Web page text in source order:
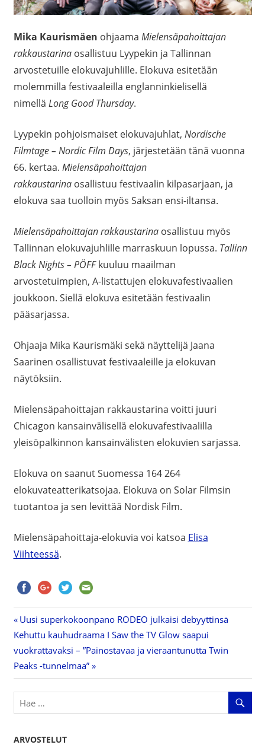
Mika Kaurismäen ohjaama Mielensäpahoittajan
rakkaustarinaosallistuu Lyypekin ja Tallinnan
arvostetuille elokuvajuhlille. Elokuva esitetään
molemmilla festivaaleilla englanninkielisellä
nimellä Long Good Thursday.
Lyypekin pohjoismaiset elokuvajuhlat, Nordische
Filmtage – Nordic Film Days, järjestetään tänä vuonna
66. kertaa. Mielensäpahoittajan
rakkaustarinaosallistuu festivaalin kilpasarjaan, ja
elokuva saa tuolloin myös Saksan ensi-iltansa.
Mielensäpahoittajan rakkaustarinaosallistuu myös
Tallinnan elokuvajuhlille marraskuun lopussa. Tallinn
Black Nights – PÖFFkuuluu maailman
arvostetuimpien, A-listattujen elokuvafestivaalien
joukkoon. Siellä elokuva esitetään festivaalin
pääsarjassa.
Ohjaaja Mika Kaurismäki sekä näyttelijä Jaana
Saarinen osallistuvat festivaaleille ja elokuvan
näytöksiin.
Mielensäpahoittajan rakkaustarina voitti juuri
Chicagon kansainvälisellä elokuvafestivaalilla
yleisöpalkinnon kansainvälisten elokuvien sarjassa.
Elokuva on saanut Suomessa 164 264
elokuvateatterikatsojaa. Elokuva on Solar Filmsin
tuotantoa ja sen levittää Nordisk Film.
Mielensäpahoittaja-elokuvia voi katsoa Elisa
Viihteessä.
Artikkelien
selaus
Previous
Post:
Uusi superkokoonpano RODEO julkaisi debyyttinsä
Next
Post:
Kehuttu kauhudraama I Saw the TV Glow saapui
vuokrattavaksi – ”Painostavaa ja vieraantunutta Twin
Peaks -tunnelmaa”
ARVOSTELUT